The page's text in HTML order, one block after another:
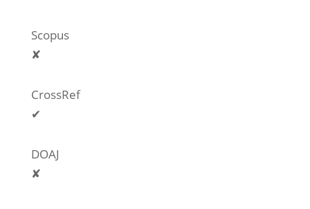
Scopus
✘
CrossRef
✔
DOAJ
✘